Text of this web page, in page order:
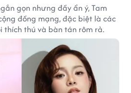
gọn nhưng đầy ẩn ý, Tam
đồng mạng, đặc biệt là các
thích thú và bàn tán rôm rả.